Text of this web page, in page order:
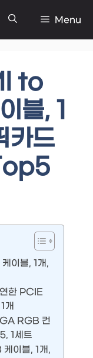
Menu
to
블, 1
카드
이블, 1개,
한 PCIE
개
RGB 컨
1세트
이블, 1개,